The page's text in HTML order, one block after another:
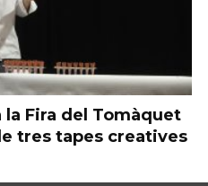
Fira del Tomàquet
tres tapes creatives